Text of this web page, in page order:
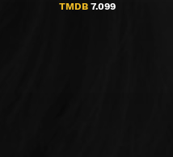
TMDB7.099